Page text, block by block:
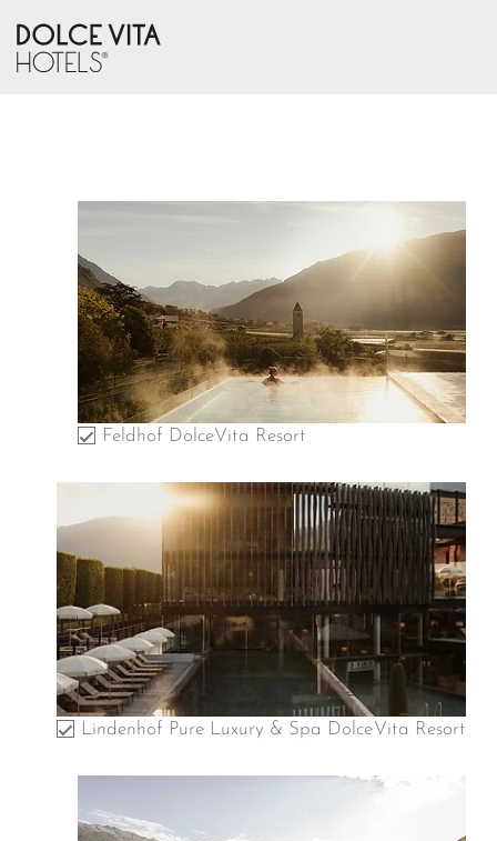
Feldhof DolceVita Resort
Lindenhof Pure Luxury & Spa DolceVita Resort